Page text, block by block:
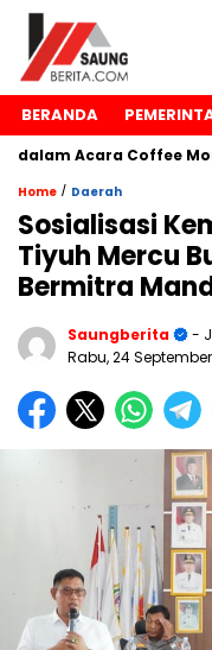
BERANDA
Acara Coffee
Home / Daerah
Sosialisasi
Tiyuh Mercu
Bermitra
Saungberita
-
Rabu, 24